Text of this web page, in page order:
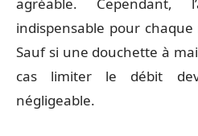
indispensable pour
Sauf si une douchette à
cas limiter le débit
négligeable.